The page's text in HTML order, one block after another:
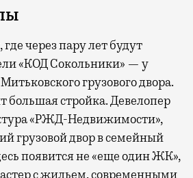
через пару лет будут
«КОД Сокольники» — у
грузового двора.
большая стройка. Девелопер
«РЖД-Недвижимости»,
грузовой двор в семейный
появится не «еще один ЖК»,
с жильем, современными